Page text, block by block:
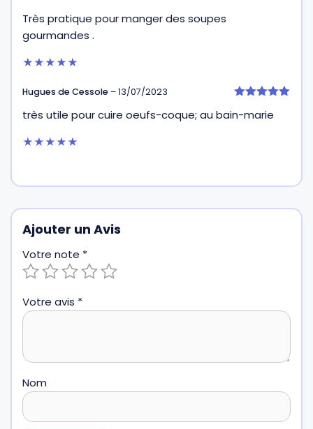
Très pratique pour manger des soupes
gourmandes .
★★★★★
sur 5
Hugues de Cessole –13/07/2023
très utile pour cuire oeufs-coque; au bain-marie
★★★★★
Ajouter un Avis
Votre note *
Votre avis *
Nom